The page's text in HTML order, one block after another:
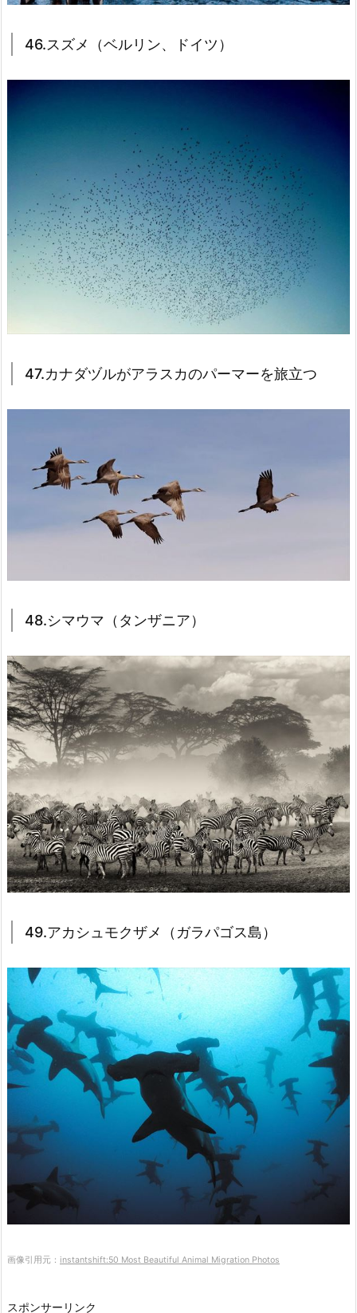
46.スズメ（ベルリン、ドイツ）
47.カナダヅルがアラスカのパーマーを旅立つ
48.シマウマ（タンザニア）
49.アカシュモクザメ（ガラパゴス島）
画像引用元： instantshift:50 Most Beautiful Animal Migration Photos
スポンサーリンク